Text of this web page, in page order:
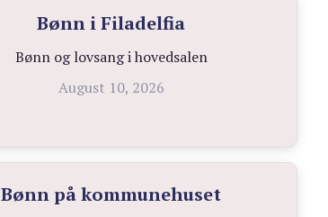
Bønn i Filadelfia
Bønn og lovsang i hovedsalen
August 10, 2026
Bønn på kommunehuset